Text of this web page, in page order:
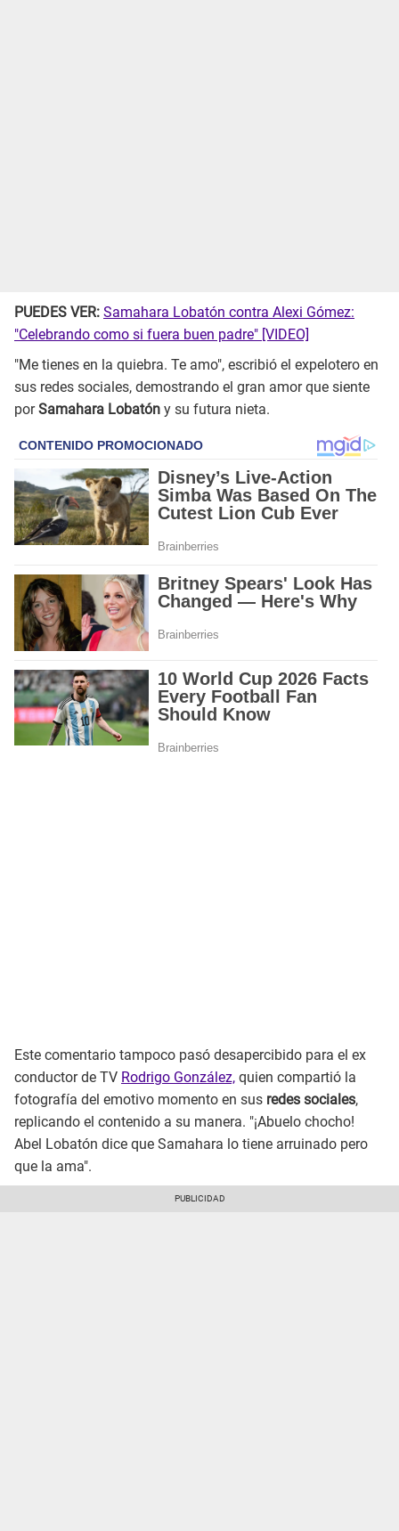
PUEDES VER: Samahara Lobatón contra Alexi Gómez:
"Celebrando como si fuera buen padre" [VIDEO]
"Me tienes en la quiebra. Te amo", escribió el expelotero en
sus redes sociales, demostrando el gran amor que siente
porSamahara Lobatón y su futura nieta.
Este comentario tampoco pasó desapercibido para el ex
conductor de TV Rodrigo González, quien compartió la
fotografía del emotivo momento en sus redes sociales,
replicando el contenido a su manera. "¡Abuelo chocho!
Abel Lobatón dice que Samahara lo tiene arruinado pero
que la ama".